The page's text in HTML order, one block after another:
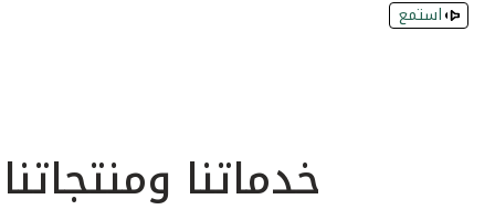
استمع
خدماتنا ومنتجاتنا